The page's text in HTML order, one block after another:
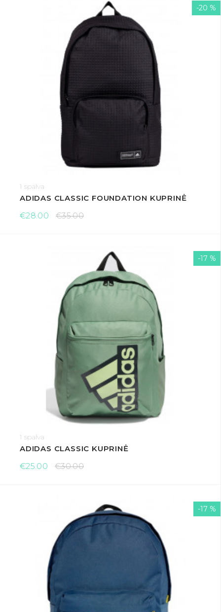
1 spalva
ADIDAS CLASSIC FOUNDATION KUPRINĖ
€28.00
€35.00
-20 %
1 spalva
ADIDAS CLASSIC KUPRINĖ
€25.00
€30.00
-17 %
-17 %